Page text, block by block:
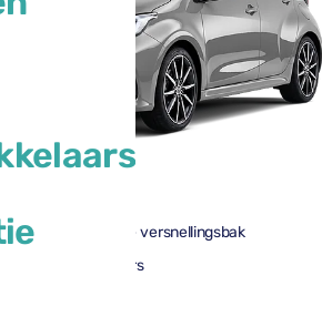
Automatische versnellingsbak
2 kleine koffers